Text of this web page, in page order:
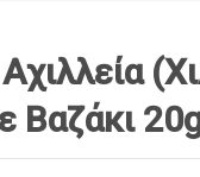
Βαζάκι